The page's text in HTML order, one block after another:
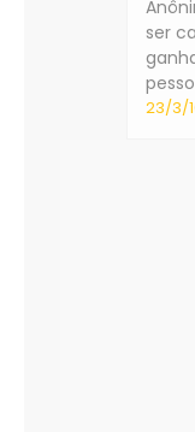
ser
23/3/